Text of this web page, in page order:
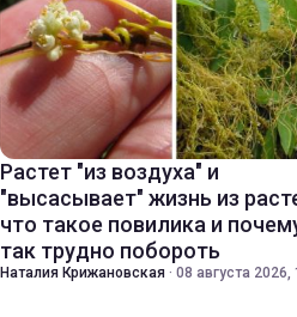
Растет "из воздуха" и
"высасывает" жизнь из
что такое повилика и
так трудно побороть
Наталия Крижановская · 08 августа 2026,